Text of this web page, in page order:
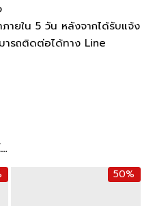
ายใน 5 วัน หลังจากได้รับแจ้ง
ารถติดต่อได้ทาง Line
50%